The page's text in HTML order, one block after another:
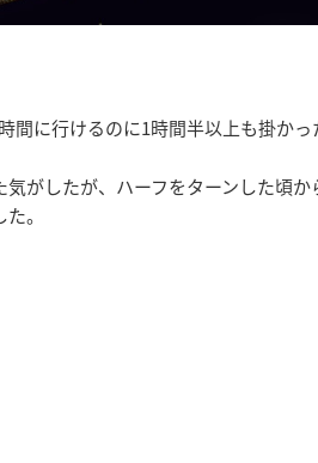
に行けるのに1時間半以上も掛かっ
がしたが、ハーフをターンした頃か
。